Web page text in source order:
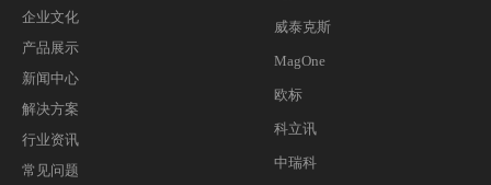
企业文化
产品展示
新闻中心
解决方案
行业资讯
常见问题
威泰克斯
MagOne
欧标
科立讯
中瑞科